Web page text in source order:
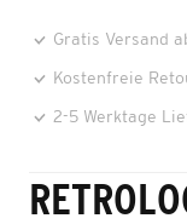
Gratis Versand
Kostenfreie
2-5 Werktage